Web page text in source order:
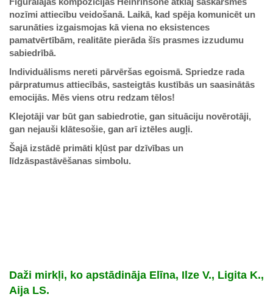
nozīmi attiecību veidošanā. Laikā, kad spēja komunicēt un
sarunāties izgaismojas kā viena no eksistences
pamatvērtībām, realitāte pierāda šīs prasmes izzudumu
sabiedrībā.
Individuālisms nereti pārvēršas egoismā. Spriedze rada
pārpratumus attiecībās, sasteigtās kustībās un saasinātās
emocijās. Mēs viens otru redzam tēlos!
Klejotāji var būt gan sabiedrotie, gan situāciju novērotāji,
gan nejauši klātesošie, gan arī iztēles augļi.
Šajā izstādē primāti kļūst par dzīvības un
līdzāspastāvēšanas simbolu.
Daži mirkļi, ko apstādināja Elīna, Ilze V., Ligita K.,
Aija LS.